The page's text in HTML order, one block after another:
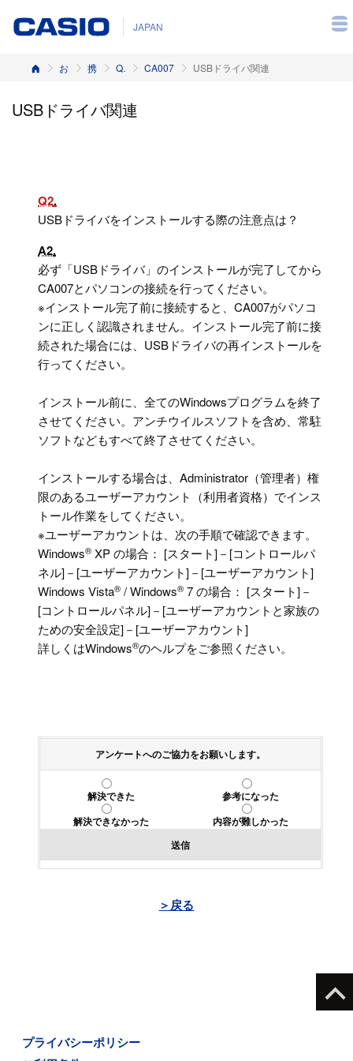
JAPAN
ホーム お客様サポート 携帯電話 Q&A（よくある質問と答え） CA007 USBドライバ関連
USBドライバ関連
Q2
USBドライバをインストールする際の注意点は？
A2
必ず「USBドライバ」のインストールが完了してから
CA007とパソコンの接続を行ってください。
※インストール完了前に接続すると、CA007がパソコ
ンに正しく認識されません。インストール完了前に接
続された場合には、USBドライバの再インストールを
行ってください。
インストール前に、全てのWindowsプログラムを終了
させてください。アンチウイルスソフトを含め、常駐
ソフトなどもすべて終了させてください。
インストールする場合は、Administrator（管理者）権
限のあるユーザーアカウント（利用者資格）でインス
トール作業をしてください。
※ユーザーアカウントは、次の手順で確認できます。
Windows® XP の場合： [スタート]－[コントロールパ
ネル]－[ユーザーアカウント]－[ユーザーアカウント]
Windows Vista® / Windows® 7 の場合： [スタート]－
[コントロールパネル]－[ユーザーアカウントと家族の
ための安全設定]－[ユーザーアカウント]
詳しくはWindows®のヘルプをご参照ください。
アンケートへのご協力をお願いします。
解決できた
参考になった
解決できなかった
内容が難しかった
送信
＞戻る
プライバシーポリシー